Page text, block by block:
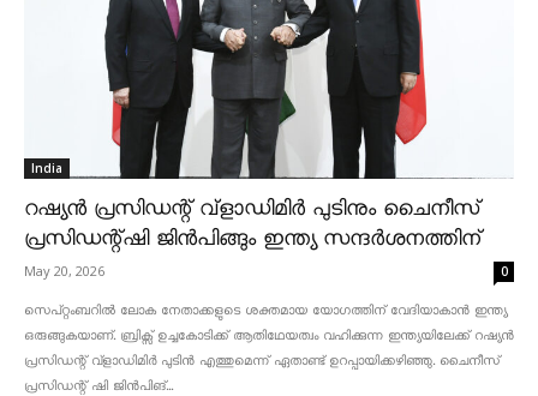
India
റഷ്യൻ പ്രസിഡന്റ് വ്‌ളാഡിമിർ പുടിനും ചൈനീസ്
പ്രസിഡന്റ്ഷി ജിൻപിങ്ങും ഇന്ത്യ സന്ദർശനത്തിന്
May 20, 2026 0
സെപ്റ്റംബറിൽ ലോക നേതാക്കളുടെ ശക്തമായ യോഗത്തിന് വേദിയാകാൻ ഇന്ത്യ
ഒരുങ്ങുകയാണ്. ബ്രിക്സ് ഉച്ചകോടിക്ക് ആതിഥേയത്വം വഹിക്കുന്ന ഇന്ത്യയിലേക്ക് റഷ്യൻ
പ്രസിഡന്റ് വ്‌ളാഡിമിർ പുടിൻ എത്തുമെന്ന് ഏതാണ്ട് ഉറപ്പായിക്കഴിഞ്ഞു. ചൈനീസ്
പ്രസിഡന്റ് ഷി ജിൻപിങ്...